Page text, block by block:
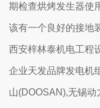
期检查烘烤发生器使
该有一个良好的接地
西安梓林泰机电工程
企业天发品牌发电机
山(DOOSAN),无锡